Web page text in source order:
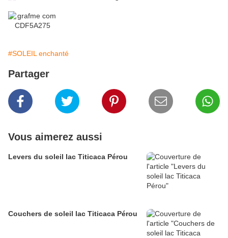
#SOLEIL enchanté
Partager
Vous aimerez aussi
Levers du soleil lac Titicaca Pérou
Couchers de soleil lac Titicaca Pérou